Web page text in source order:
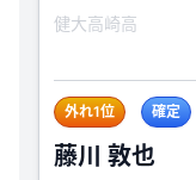
健大高崎高
外れ1位 確定
藤川 敦也